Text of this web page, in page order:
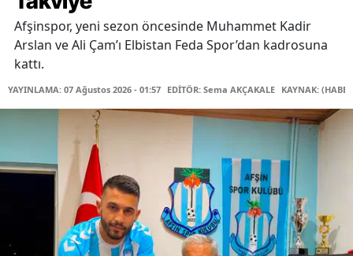
Afşinspor, yeni sezon öncesinde Muhammet Kadir
Arslan ve Ali Çam’ı Elbistan Feda Spor’dan kadrosuna
kattı.
YAYINLAMA: 07 Ağustos 2026 - 01:57 EDİTÖR: Sema AKÇAKALE KAYNAK: